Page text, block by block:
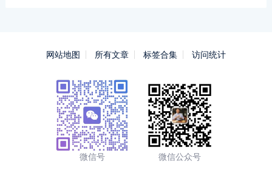
网站地图 所有文章 标签合集 访问统计
微信号 微信公众号